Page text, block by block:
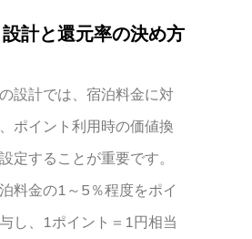
計と還元率の決め方
設計では、宿泊料金に対
ポイント利用時の価値換
定することが重要です。
料金の1～5％程度をポイ
し、1ポイント＝1円相当